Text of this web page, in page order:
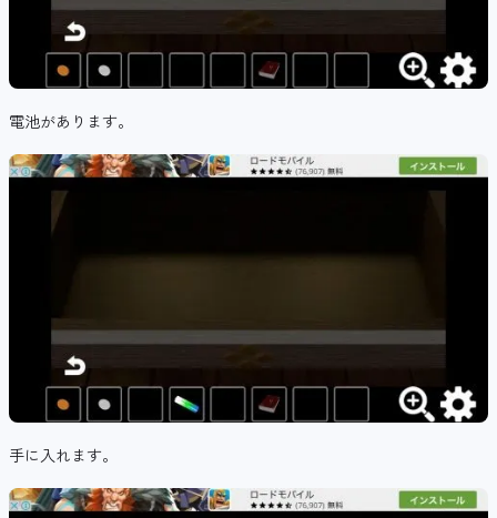
電池があります。
手に入れます。